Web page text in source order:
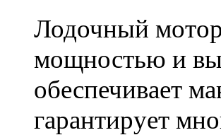
Лодочный
мощностью и
обеспечивает
гарантирует